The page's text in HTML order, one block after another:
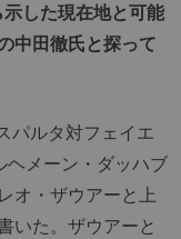
した現在地と可能
中田徹氏と探って
パルタ対フェイエ
ヘメーン・ダッハブ
オ・ザウアーと上
いた。ザウアーと